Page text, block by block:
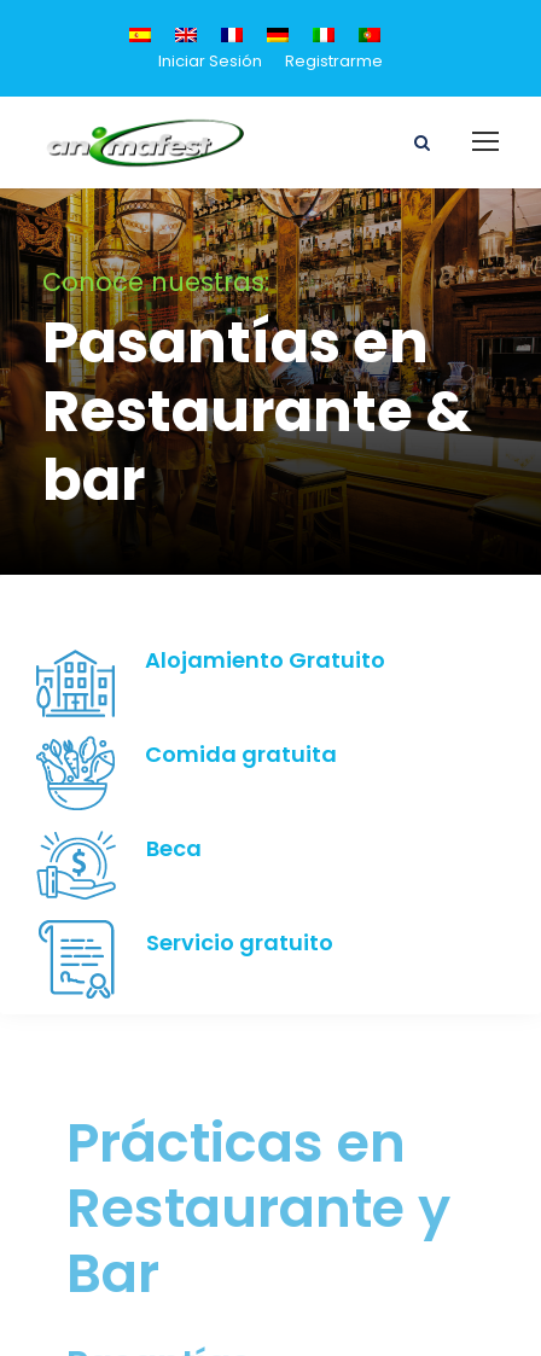
Iniciar Sesión Registrarme
Conoce nuestras:
Pasantías en
Restaurante &
bar
Alojamiento Gratuito
Comida gratuita
Beca
Servicio gratuito
Prácticas en
Restaurante y
Bar